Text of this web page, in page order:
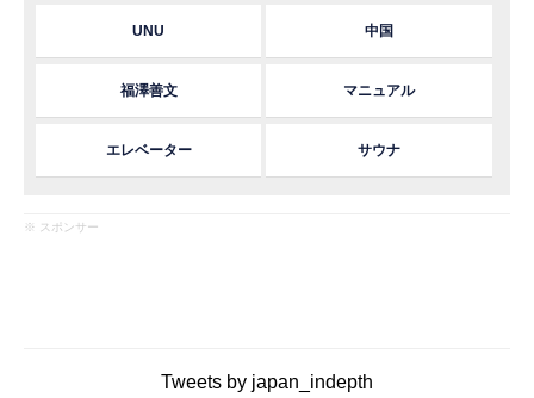
UNU 中国
福澤善文 マニュアル
エレベーター サウナ
※ スポンサー
Tweets by japan_indepth